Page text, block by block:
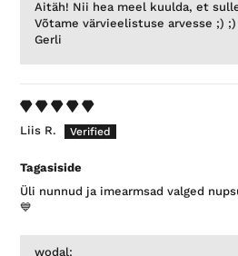
Aitäh! Nii hea meel kuulda, et
Võtame värvieelistuse arvesse ;) ;)
Gerli
Liis R.
Tagasiside
Üli nunnud ja imearmsad valged
💙
wodal: